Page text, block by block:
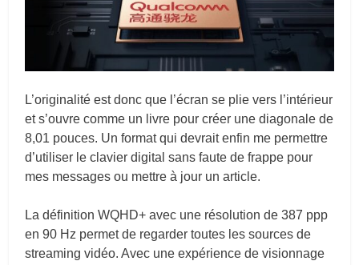
L’originalité est donc que l’écran se plie vers l’intérieur
et s’ouvre comme un livre pour créer une diagonale de
8,01 pouces. Un format qui devrait enfin me permettre
d’utiliser le clavier digital sans faute de frappe pour
mes messages ou mettre à jour un article.
La définition WQHD+ avec une résolution de 387 ppp
en 90 Hz permet de regarder toutes les sources de
streaming vidéo. Avec une expérience de visionnage